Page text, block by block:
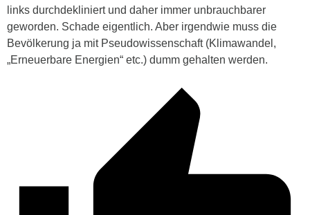
links durchdekliniert und daher immer unbrauchbarer
geworden. Schade eigentlich. Aber irgendwie muss die
Bevölkerung ja mit Pseudowissenschaft (Klimawandel,
„Erneuerbare Energien“ etc.) dumm gehalten werden.